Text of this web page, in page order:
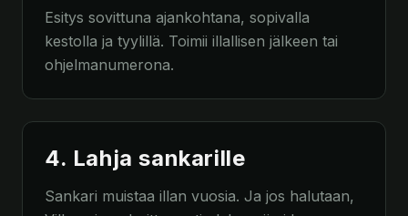
Esitys sovittuna ajankohtana, sopivalla
kestolla ja tyylillä. Toimii illallisen jälkeen tai
ohjelmanumerona.
4. Lahja sankarille
Sankari muistaa illan vuosia. Ja jos halutaan,